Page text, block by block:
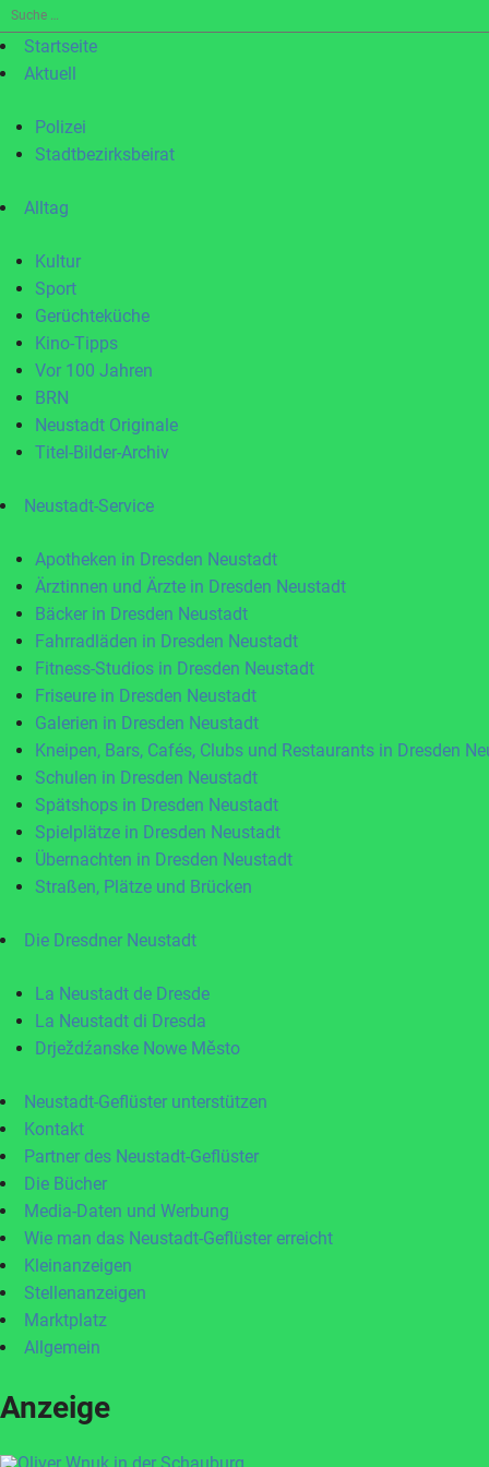
Suche
nach:Startseite
Aktuell
Polizei
Stadtbezirksbeirat
Alltag
Kultur
Sport
Gerüchteküche
Kino-Tipps
Vor 100 Jahren
BRN
Neustadt Originale
Titel-Bilder-Archiv
Neustadt-Service
Apotheken in Dresden Neustadt
Ärztinnen und Ärzte in Dresden Neustadt
Bäcker in Dresden Neustadt
Fahrradläden in Dresden Neustadt
Fitness-Studios in Dresden Neustadt
Friseure in Dresden Neustadt
Galerien in Dresden Neustadt
Kneipen, Bars, Cafés, Clubs und Restaurants in Dresden
Schulen in Dresden Neustadt
Spätshops in Dresden Neustadt
Spielplätze in Dresden Neustadt
Übernachten in Dresden Neustadt
Straßen, Plätze und Brücken
Die Dresdner Neustadt
La Neustadt de Dresde
La Neustadt di Dresda
Drježdźanske Nowe Město
Neustadt-Geflüster unterstützen
Kontakt
Partner des Neustadt-Geflüster
Die Bücher
Media-Daten und Werbung
Wie man das Neustadt-Geflüster erreicht
Kleinanzeigen
Stellenanzeigen
Marktplatz
Allgemein
Anzeige